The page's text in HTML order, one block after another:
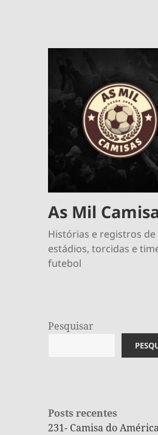
As Mil
Histórias e registros de
estádios, torcidas e
futebol
Pesquisar
Posts recentes
231- Camisa do